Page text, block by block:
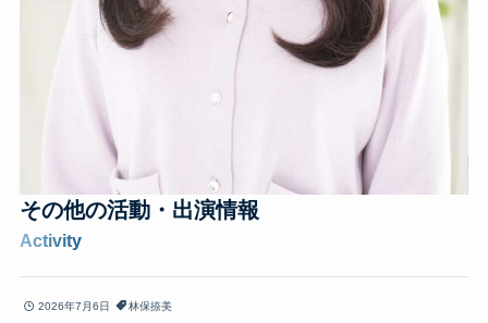
その他の活動・出演情報
Activity
2026年7月6日 林保捺美